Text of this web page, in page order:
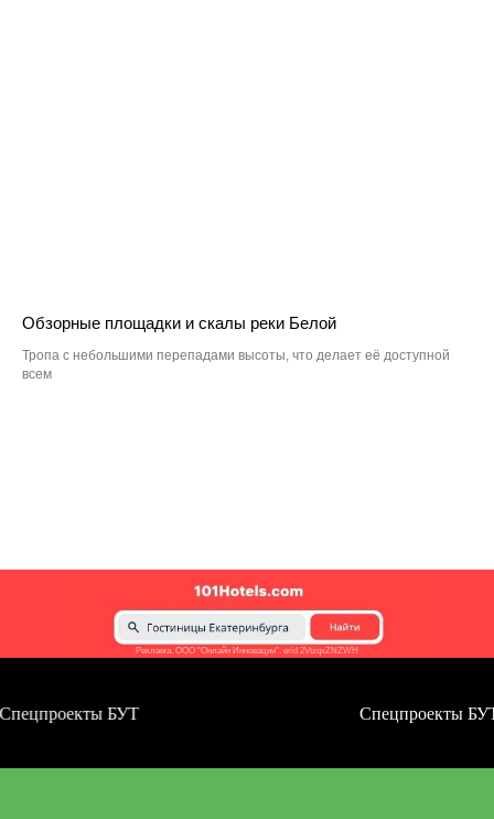
Обзорные площадки и скалы реки Белой
Тропа с небольшими перепадами высоты, что делает её доступной
всем
Реклама. ООО "Онлайн Инновации". erid 2VtzqxZNZWH
БУТ Спецпроекты БУТ